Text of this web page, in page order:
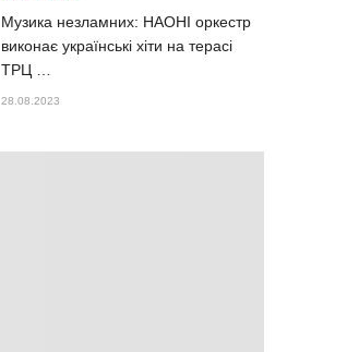
Музика незламних: НАОНІ оркестр
виконає українські хіти на терасі
ТРЦ …
28.08.2023